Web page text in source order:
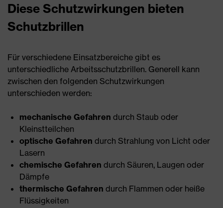
Diese Schutzwirkungen bieten
Schutzbrillen
Für verschiedene Einsatzbereiche gibt es
unterschiedliche Arbeitsschutzbrillen. Generell kann
zwischen den folgenden Schutzwirkungen
unterschieden werden:
mechanische Gefahren durch Staub oder
Kleinstteilchen
optische Gefahren durch Strahlung von Licht oder
Lasern
chemische Gefahren durch Säuren, Laugen oder
Dämpfe
thermische Gefahren durch Flammen oder heiße
Flüssigkeiten